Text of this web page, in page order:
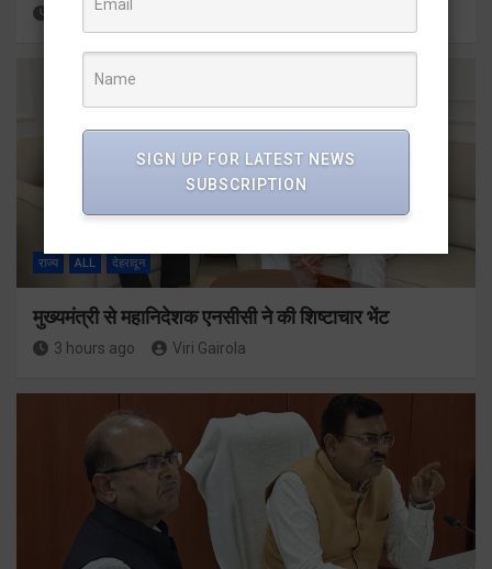
54 minutes ago
राज्य ALL देहरादून
मुख्यमंत्री से महानिदेशक एनसीसी ने की शिष्टाचार भेंट
3 hours ago Viri Gairola
SIGN UP FOR LATEST NEWS
SUBSCRIPTION